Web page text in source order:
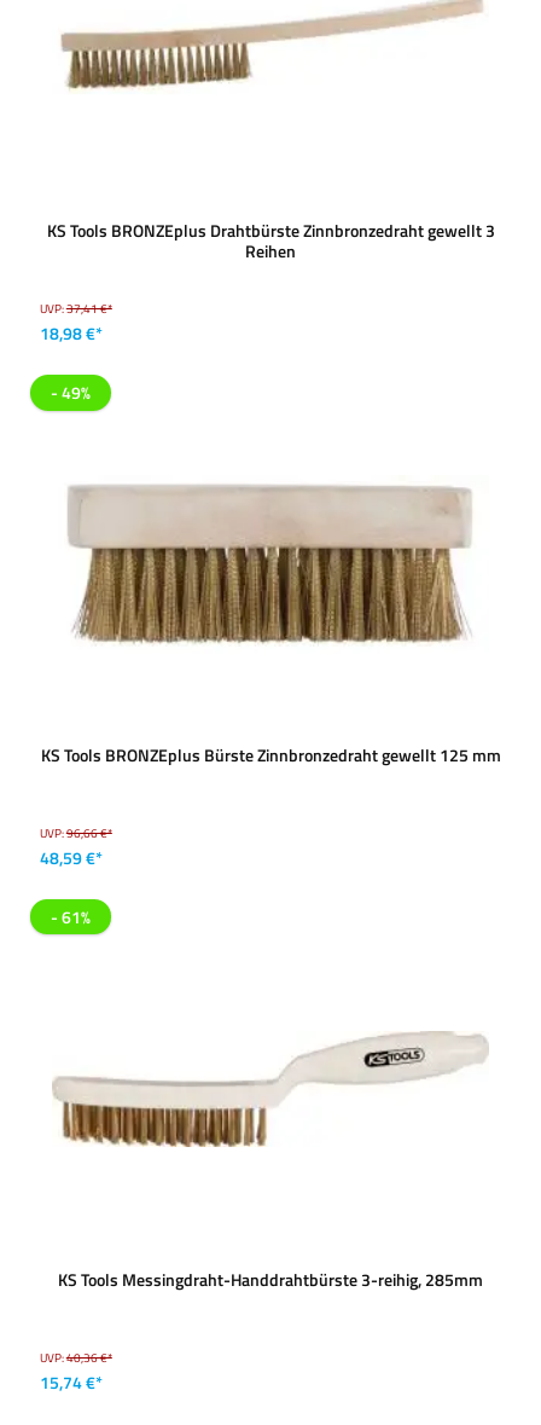
KS Tools BRONZEplus Drahtbürste Zinnbronzedraht gewellt 3
Reihen
UVP:37,41 €*
18,98 €*
- 49%
KS Tools BRONZEplus Bürste Zinnbronzedraht gewellt 125 mm
UVP:96,66 €*
48,59 €*
- 61%
KS Tools Messingdraht-Handdrahtbürste 3-reihig, 285mm
UVP:40,36 €*
15,74 €*